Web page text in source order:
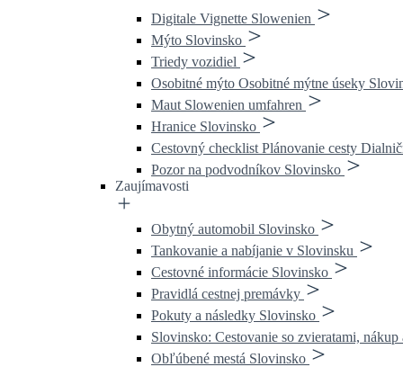
Digitale Vignette Slowenien
Mýto Slovinsko
Triedy vozidiel
Osobitné mýto Osobitné mýtne úseky
Maut Slowenien umfahren
Hranice Slovinsko
Cestovný checklist Plánovanie cesty
Pozor na podvodníkov Slovinsko
Zaujímavosti
Obytný automobil Slovinsko
Tankovanie a nabíjanie v Slovinsku
Cestovné informácie Slovinsko
Pravidlá cestnej premávky
Pokuty a následky Slovinsko
Slovinsko: Cestovanie so zvieratami, nákup
Obľúbené mestá Slovinsko